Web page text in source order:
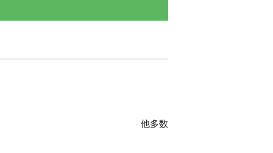
他多数